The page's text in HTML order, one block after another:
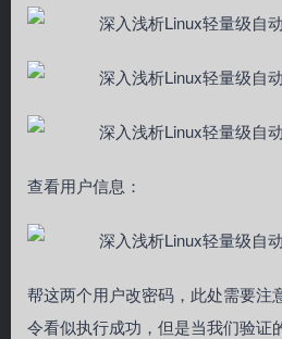
查看用户信息：
帮这两个用户改密码，此处需要注
令看似执行成功，但是当我们验证